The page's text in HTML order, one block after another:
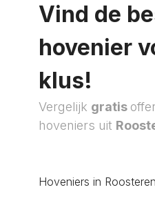
Vind de
hovenier
klus!
Vergelijk gratis
hoveniers uit
Hoveniers in Roosteren